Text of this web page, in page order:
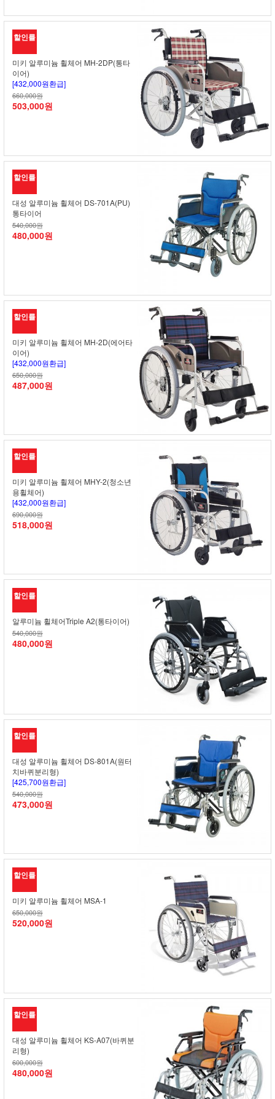
할인률
미키 알루미늄 휠체어 MH-2DP(통타
이어)
[432,000원환급]
660,000원
503,000원
할인률
대성 알루미늄 휠체어 DS-701A(PU)
통타이어
540,000원
480,000원
할인률
미키 알루미늄 휠체어 MH-2D(에어타
이어)
[432,000원환급]
650,000원
487,000원
할인률
미키 알루미늄 휠체어 MHY-2(청소년
용휠체어)
[432,000원환급]
690,000원
518,000원
할인률
알루미늄 휠체어Triple A2(통타이어)
540,000원
480,000원
할인률
대성 알루미늄 휠체어 DS-801A(원터
치바퀴분리형)
[425,700원환급]
540,000원
473,000원
할인률
미키 알루미늄 휠체어 MSA-1
650,000원
520,000원
할인률
대성 알루미늄 휠체어 KS-A07(바퀴분
리형)
600,000원
480,000원